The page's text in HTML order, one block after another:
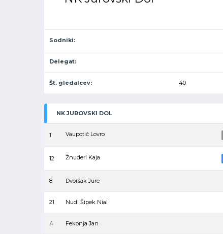
Sodniki:
Delegat:
Št. gledalcev: 40
NK JUROVSKI DOL
1 Vaupotič Lovro
12 Žnuderl Kaja
8 Dvoršak Jure
21 Nudl Šipek Nial
4 Fekonja Jan